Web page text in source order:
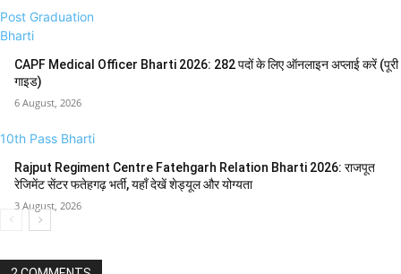
Post Graduation
Bharti
CAPF Medical Officer Bharti 2026: 282 पदों के लिए ऑनलाइन अप्लाई करें (पूरी
गाइड)
6 August, 2026
10th Pass Bharti
Rajput Regiment Centre Fatehgarh Relation Bharti 2026: राजपूत
रेजिमेंट सेंटर फतेहगढ़ भर्ती, यहाँ देखें शेड्यूल और योग्यता
3 August, 2026